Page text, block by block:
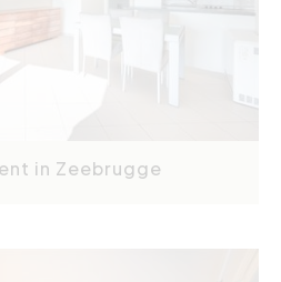
in Zeebrugge